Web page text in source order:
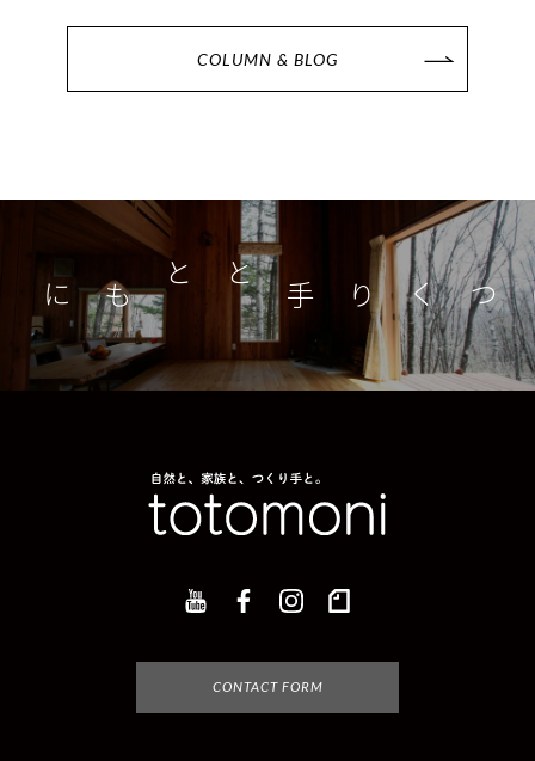
COLUMN & BLOG
つくり手とともに
CONTACT FORM